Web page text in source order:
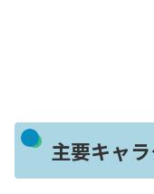
主要キャ